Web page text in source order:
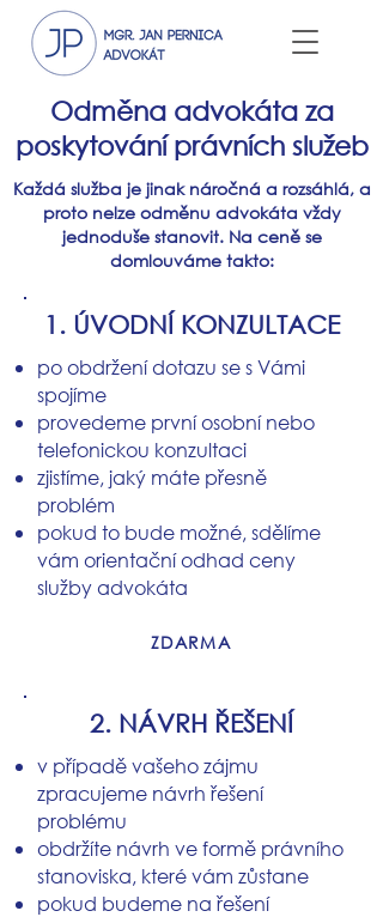
Odměna advokáta za
poskytování právních služeb
Každá služba je jinak náročná a rozsáhlá, a
proto nelze odměnu advokáta vždy
jednoduše stanovit. Na ceně se
domlouváme takto:
1. ÚVODNÍ KONZULTACE
po obdržení dotazu se s Vámi
spojíme
provedeme první osobní nebo
telefonickou konzultaci
zjistíme, jaký máte přesně
problém
pokud to bude možné, sdělíme
vám orientační odhad ceny
služby advokáta
ZDARMA
2. NÁVRH ŘEŠENÍ
v případě vašeho zájmu
zpracujeme návrh řešení
problému
obdržíte návrh ve formě právního
stanoviska, které vám zůstane
pokud budeme na řešení